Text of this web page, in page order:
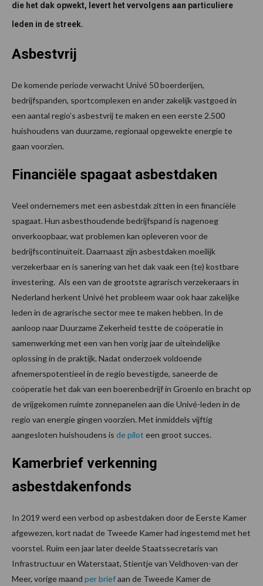
die het dak opwekt, levert het vervolgens aan particuliere
leden in de streek.
Asbestvrij
De komende periode verwacht Univé 50 boerderijen,
bedrijfspanden, sportcomplexen en ander zakelijk vastgoed in
een aantal regio’s asbestvrij te maken en een eerste 2.500
huishoudens van duurzame, regionaal opgewekte energie te
gaan voorzien.
Financiële spagaat asbestdaken
Veel ondernemers met een asbestdak zitten in een financiële
spagaat. Hun asbesthoudende bedrijfspand is nagenoeg
onverkoopbaar, wat problemen kan opleveren voor de
bedrijfscontinuïteit. Daarnaast zijn asbestdaken moeilijk
verzekerbaar en is sanering van het dak vaak een (te) kostbare
investering. Als een van de grootste agrarisch verzekeraars in
Nederland herkent Univé het probleem waar ook haar zakelijke
leden in de agrarische sector mee te maken hebben. In de
aanloop naar Duurzame Zekerheid testte de coöperatie in
samenwerking met een van hen vorig jaar de uiteindelijke
oplossing in de praktijk. Nadat onderzoek voldoende
afnemerspotentieel in de regio bevestigde, saneerde de
coöperatie het dak van een boerenbedrijf in Groenlo en bracht op
de vrijgekomen ruimte zonnepanelen aan die Univé-leden in de
regio van energie gingen voorzien. Met inmiddels vijftig
aangesloten huishoudens is de pilot een groot succes.
Kamerbrief verkenning
asbestdakenfonds
In 2019 werd een verbod op asbestdaken door de Eerste Kamer
afgewezen, kort nadat de Tweede Kamer had ingestemd met het
voorstel. Ruim een jaar later deelde Staatssecretaris van
Infrastructuur en Waterstaat, Stientje van Veldhoven-van der
Meer, vorige maand per briefaan de Tweede Kamer de